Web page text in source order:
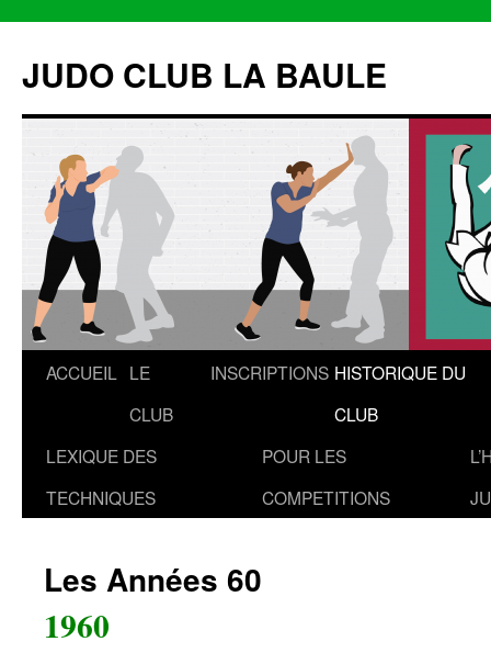
JUDO CLUB LA BAULE
ACCUEIL LE
CLUB
INSCRIPTIONS HISTORIQUE DU
CLUB
LEXIQUE DES
TECHNIQUES
POUR LES
COMPETITIONS
Les Années 60
1960